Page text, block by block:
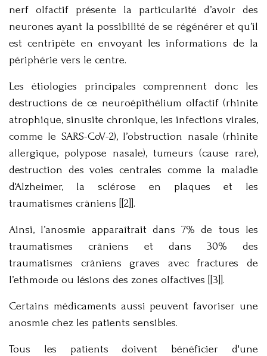
nerf olfactif présente la particularité d’avoir des
neurones ayant la possibilité de se régénérer et qu’il
est centripète en envoyant les informations de la
périphérie vers le centre.
Les étiologies principales comprennent donc les
destructions de ce neuroépithélium olfactif (rhinite
atrophique, sinusite chronique, les infections virales,
comme le SARS-CoV-2), l’obstruction nasale (rhinite
allergique, polypose nasale), tumeurs (cause rare),
destruction des voies centrales comme la maladie
d'Alzheimer, la sclérose en plaques et les
traumatismes crâniens [[2]].
Ainsi, l’anosmie apparaîtrait dans 7% de tous les
traumatismes crâniens et dans 30% des
traumatismes crâniens graves avec fractures de
l’ethmoïde ou lésions des zones olfactives [[3]].
Certains médicaments aussi peuvent favoriser une
anosmie chez les patients sensibles.
Tous les patients doivent bénéficier d'une